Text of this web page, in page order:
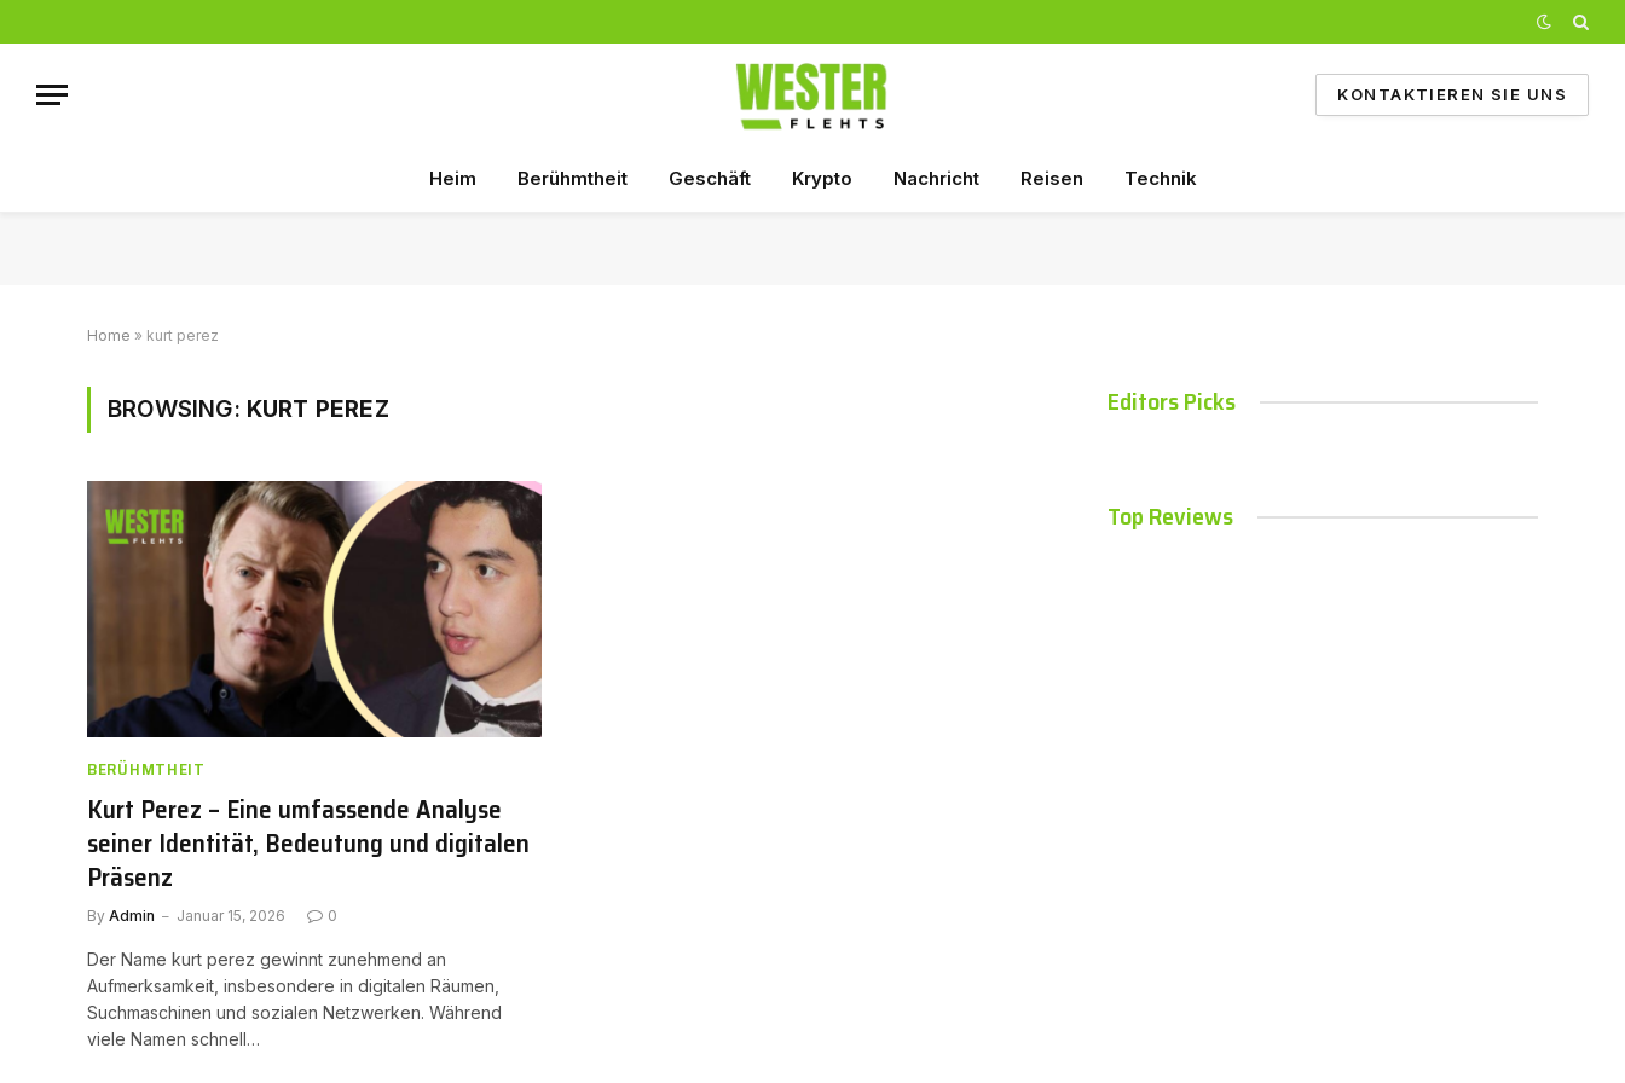
KONTAKTIEREN SIE UNS
Heim Berühmtheit Geschäft Krypto Nachricht Reisen Technik
Home » kurt perez
BROWSING: KURT PEREZ
BERÜHMTHEIT
Kurt Perez – Eine umfassende Analyse
seiner Identität, Bedeutung und digitalen
Präsenz
By Admin Januar 15, 2026 0
Der Name kurt perez gewinnt zunehmend an
Aufmerksamkeit, insbesondere in digitalen Räumen,
Suchmaschinen und sozialen Netzwerken. Während
viele Namen schnell…
Editors Picks
Top Reviews